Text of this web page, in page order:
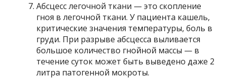
Абсцесс легочной ткани — это скопление
гноя в легочной ткани. У пациента кашель,
критические значения температуры, боль в
груди. При разрыве абсцесса выливается
большое количество гнойной массы — в
течение суток может быть выведено даже 2
литра патогенной мокроты.